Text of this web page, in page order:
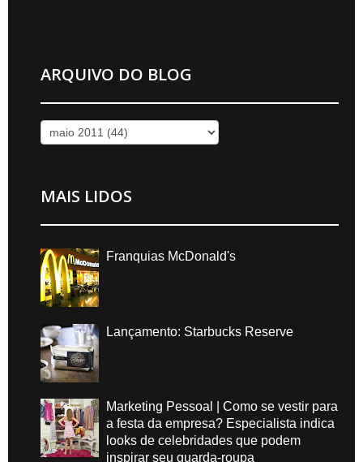
ARQUIVO DO BLOG
MAIS LIDOS
Franquias McDonald's
Lançamento: Starbucks Reserve
Marketing Pessoal | Como se vestir para
a festa da empresa? Especialista indica
looks de celebridades que podem
inspirar seu guarda-roupa